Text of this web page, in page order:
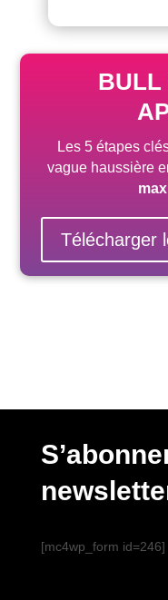
BULL
Les 5 étapes
vague haussière
Télécharger
[mc4wp_form id=246]